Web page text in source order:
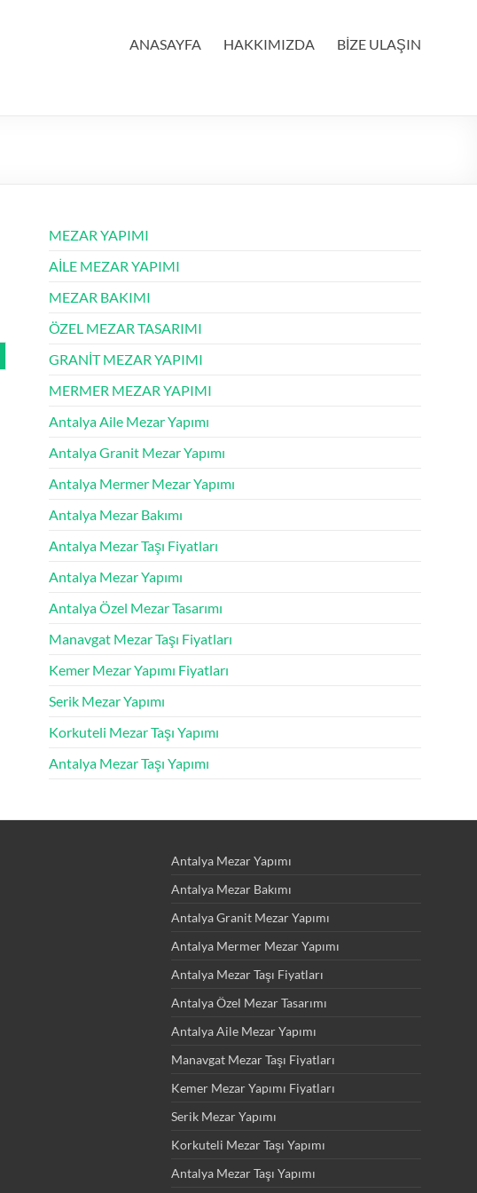
ANASAYFA HAKKIMIZDA BİZE ULAŞIN
MEZAR YAPIMI
AİLE MEZAR YAPIMI
MEZAR BAKIMI
ÖZEL MEZAR TASARIMI
GRANİT MEZAR YAPIMI
MERMER MEZAR YAPIMI
Antalya Aile Mezar Yapımı
Antalya Granit Mezar Yapımı
Antalya Mermer Mezar Yapımı
Antalya Mezar Bakımı
Antalya Mezar Taşı Fiyatları
Antalya Mezar Yapımı
Antalya Özel Mezar Tasarımı
Manavgat Mezar Taşı Fiyatları
Kemer Mezar Yapımı Fiyatları
Serik Mezar Yapımı
Korkuteli Mezar Taşı Yapımı
Antalya Mezar Taşı Yapımı
Antalya Mezar Yapımı
Antalya Mezar Bakımı
Antalya Granit Mezar Yapımı
Antalya Mermer Mezar Yapımı
Antalya Mezar Taşı Fiyatları
Antalya Özel Mezar Tasarımı
Antalya Aile Mezar Yapımı
Manavgat Mezar Taşı Fiyatları
Kemer Mezar Yapımı Fiyatları
Serik Mezar Yapımı
Korkuteli Mezar Taşı Yapımı
Antalya Mezar Taşı Yapımı